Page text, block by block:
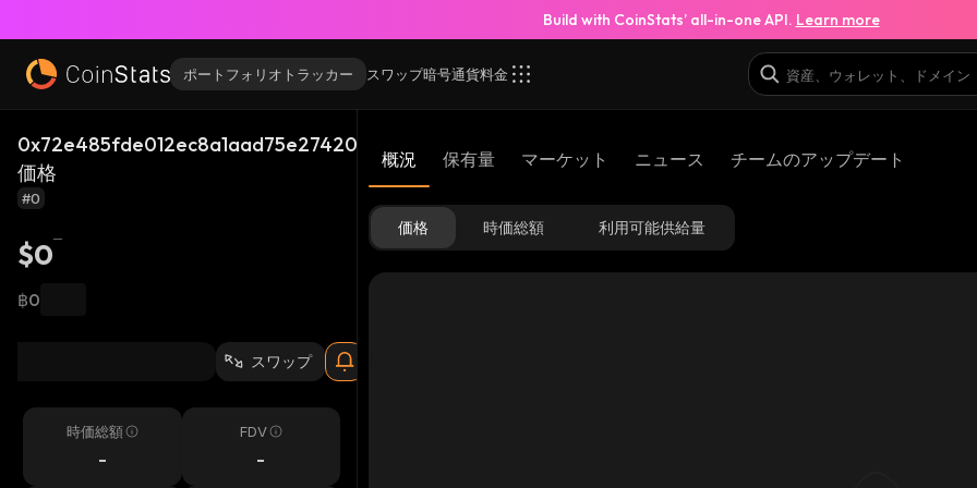
Build with CoinStats’ all-in-one API. Learn more
ポートフォリオトラッカー スワップ暗号通貨料金
0x72e485fde012ec8a1aad75e274206df5767a1b21_binance_smart
価格
#0
$0
฿0
スワップ
時価総額
-
FDV
-
概況 保有量 マーケット ニュース チームのアップデート
価格 時価総額 利用可能供給量